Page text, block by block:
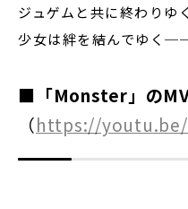
ジュゲムと共に終わりゆ
少女は絆を結んでゆく
■「Monster」のMV
（https://youtu.be/